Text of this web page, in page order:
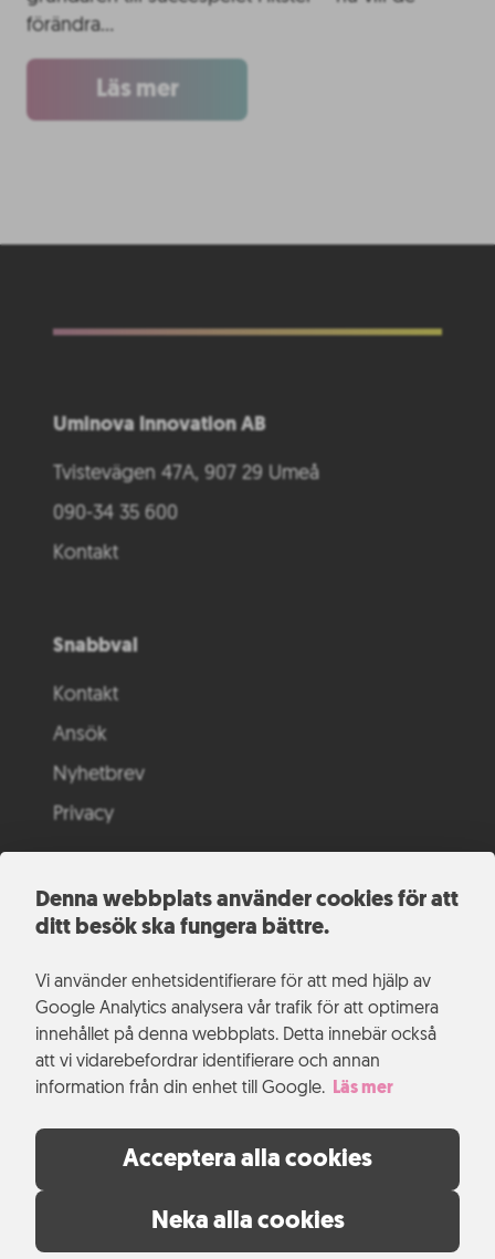
Denna webbplats använder cookies för att
ditt besök ska fungera bättre.
Vi använder enhetsidentifierare för att med hjälp av
Google Analytics analysera vår trafik för att optimera
innehållet på denna webbplats. Detta innebär också
att vi vidarebefordrar identifierare och annan
information från din enhet till Google.
Läs mer
Acceptera alla cookies
Neka alla cookies
förändra…
Läs mer
Uminova Innovation AB
Tvistevägen 47A, 907 29 Umeå
090-34 35 600
Kontakt
Snabbval
Kontakt
Ansök
Nyhetbrev
Privacy